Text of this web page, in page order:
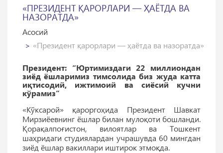
«ПРЕЗИДЕНТ ҚАРОРЛАРИ — ҲАЁТДА ВА
НАЗОРАТДА»
Асосий
«Президент қарорлари — ҳаётда ва назоратда»
Президент: “Юртимиздаги 22 миллиондан
зиёд ёшларимиз тимсолида биз жуда катта
иқтисодий, ижтимоий ва сиёсий кучни
кўрамиз”
«Кўксарой» қароргоҳида Президент Шавкат
Мирзиёевнинг ёшлар билан мулоқоти бошланди.
Қорақалпоғистон, вилоятлар ва Тошкент
шаҳридаги студиялардан учрашувда 60 мингдан
зиёд ёшлар вакиллари иштирок этмоқда.